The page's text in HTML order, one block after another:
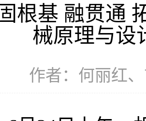
固根基 融贯通
械原理与设
作者：何丽红